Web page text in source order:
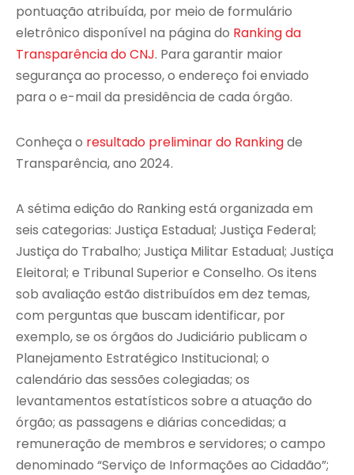
pontuação atribuída, por meio de formulário
eletrônico disponível na página do Ranking da
Transparência do CNJ. Para garantir maior
segurança ao processo, o endereço foi enviado
para o e-mail da presidência de cada órgão.
Conheça o resultado preliminar do Rankingde
Transparência, ano 2024.
A sétima edição do Ranking está organizada em
seis categorias: Justiça Estadual; Justiça Federal;
Justiça do Trabalho; Justiça Militar Estadual; Justiça
Eleitoral; e Tribunal Superior e Conselho. Os itens
sob avaliação estão distribuídos em dez temas,
com perguntas que buscam identificar, por
exemplo, se os órgãos do Judiciário publicam o
Planejamento Estratégico Institucional; o
calendário das sessões colegiadas; os
levantamentos estatísticos sobre a atuação do
órgão; as passagens e diárias concedidas; a
remuneração de membros e servidores; o campo
denominado “Serviço de Informações ao Cidadão”;